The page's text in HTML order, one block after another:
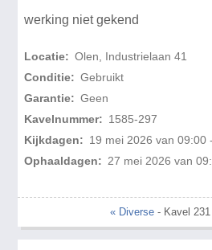
werking niet gekend
Locatie: Olen, Industrielaan 41
Conditie: Gebruikt
Garantie: Geen
Kavelnummer: 1585-297
Kijkdagen: 19 mei 2026 van 09:00
Ophaaldagen: 27 mei 2026 van
« Diverse- Kavel 231